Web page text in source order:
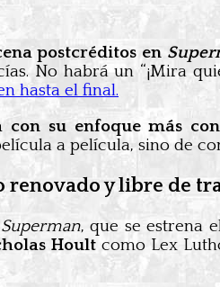
postcréditos en
No habrá un “¡Mira
hasta el final.
con su enfoque más
a película, sino de
renovado y libre de
Superman, que se estrena
Houltcomo Lex